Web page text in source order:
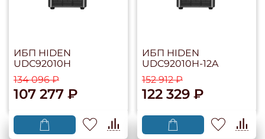
ИБП HIDEN
UDC92010H
134 096 ₽
107 277 ₽
ИБП HIDEN
UDC92010H-12A
152 912 ₽
122 329 ₽